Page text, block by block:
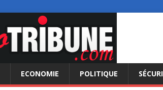
ECONOMIE POLITIQUE